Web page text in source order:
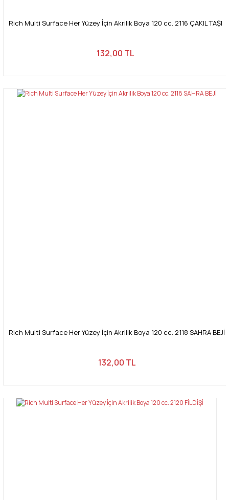
Rich Multi Surface Her Yüzey İçin Akrilik Boya 120 cc. 2116 ÇAKIL TAŞI
132,00 TL
Rich Multi Surface Her Yüzey İçin Akrilik Boya 120 cc. 2118 SAHRA BEJİ
132,00 TL